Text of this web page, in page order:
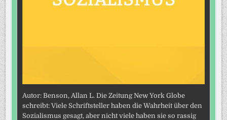
Autor: Benson, Allan L. Die Zeitung New York Globe
schreibt: Viele Schriftsteller haben die Wahrheit über den
Sozialismus gesagt, aber nicht viele haben sie so rassig